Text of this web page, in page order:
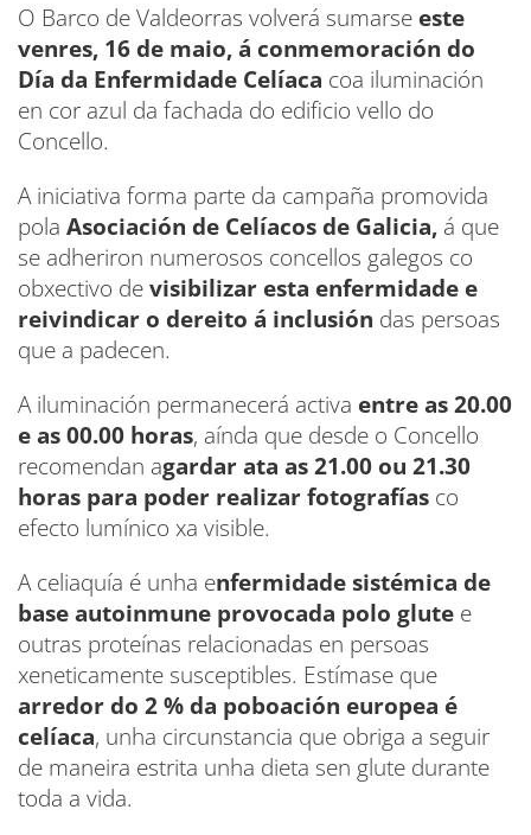
O Barco de Valdeorras volverá sumarse este
venres, 16 de maio, á conmemoración do
Día da Enfermidade Celíaca coa iluminación
en cor azul da fachada do edificio vello do
Concello.
A iniciativa forma parte da campaña promovida
pola Asociación de Celíacos de Galicia, á que
se adheriron numerosos concellos galegos co
obxectivo devisibilizar esta enfermidade e
reivindicar o dereito á inclusión das persoas
que a padecen.
A iluminación permanecerá activa entre as 20.00
e as 00.00 horas, aínda que desde o Concello
recomendan agardar ata as 21.00 ou 21.30
horas para poder realizar fotografías co
efecto lumínico xa visible.
A celiaquía é unha enfermidade sistémica de
base autoinmune provocada polo glute e
outras proteínas relacionadas en persoas
xeneticamente susceptibles. Estímase que
arredor do 2 % da poboación europea é
celíaca, unha circunstancia que obriga a seguir
de maneira estrita unha dieta sen glute durante
toda a vida.